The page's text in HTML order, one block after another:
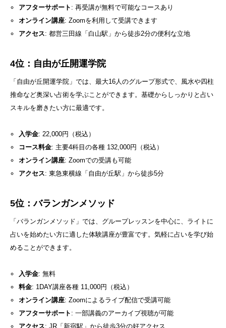
アフターサポート : 再受講が無料で可能なコースあり
オンライン講座: Zoomを利用して受講できます
アクセス: 都営三田線「白山駅」から徒歩2分の便利な立地
4位：自由が丘開運学院
「自由が丘開運学院」では、最大16人のグループ形式で、風水や四柱
推命など奥深い占術を学ぶことができます。基礎からしっかりと占い
スキルを磨きたい方に最適です。
入学金: 22,000円（税込）
コース料金: 主要4科目の各種 132,000円（税込）
オンライン講座: Zoomでの受講も可能
アクセス: 東急東横線「自由が丘駅」から徒歩5分
5位：バランガンメソッド
「バランガンメソッド」では、グループレッスンを中心に、ライトに
占いを始めたい方に適した体験講座が豊富です。気軽に占いを学び始
めることができます。
入学金: 無料
料金: 1DAY講座各種 11,000円（税込）
オンライン講座: Zoomによるライブ配信で受講可能
アフターサポート : 一部講義のアーカイブ視聴が可能
アクセス: JR「新宿駅」から徒歩3分の好アクセス